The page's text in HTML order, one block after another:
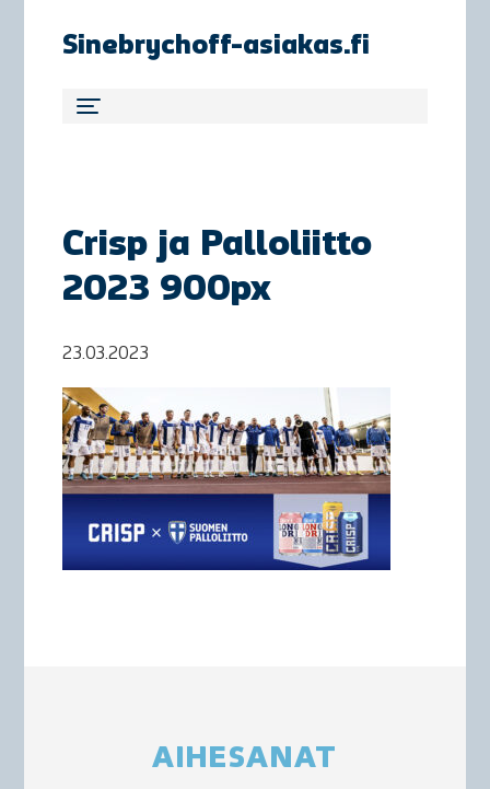
Sinebrychoff-asiakas.fi
Crisp ja Palloliitto
2023 900px
23.03.2023
AIHESANAT